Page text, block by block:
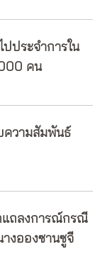
ปประจำการใน
คน
ความสัมพันธ์
แถลงการณ์กรณี
างอองซานซูจี